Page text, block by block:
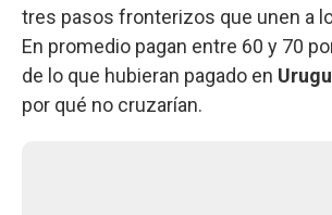
tres pasos fronterizos que unen a
En promedio pagan entre 60 y 70
de lo que hubieran pagado en
por qué no cruzarían.